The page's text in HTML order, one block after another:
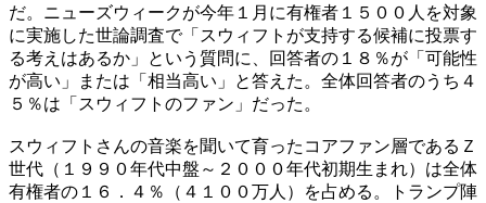
だ。ニューズウィークが今年１月に有権者１５００人を対象
に実施した世論調査で「スウィフトが支持する候補に投票す
る考えはあるか」という質問に、回答者の１８％が「可能性
が高い」または「相当高い」と答えた。全体回答者のうち４
５％は「スウィフトのファン」だった。
スウィフトさんの音楽を聞いて育ったコアファン層であるＺ
世代（１９９０年代中盤～２０００年代初期生まれ）は全体
有権者の１６．４％（４１００万人）を占める。トランプ陣